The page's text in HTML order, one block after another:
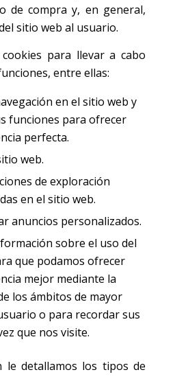
de compra y, en general,
sitio web al usuario.
para llevar a cabo
entre ellas:
en el sitio web y
funciones para ofrecer
perfecta.
web.
de exploración
en el sitio web.
anuncios personalizados.
sobre el uso del
que podamos ofrecer
mejor mediante la
los ámbitos de mayor
o para recordar sus
que nos visite.
le detallamos los tipos de